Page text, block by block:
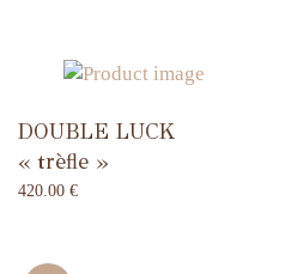
DOUBLE LUCK
« trèfle »
420.00 €